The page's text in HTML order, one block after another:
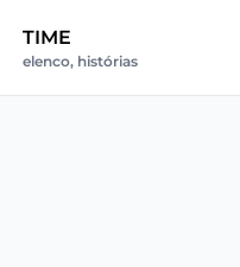
TIME
elenco, histórias